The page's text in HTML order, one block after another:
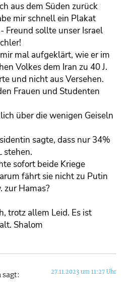
aus dem Süden zurück
mir schnell ein Plakat
Freund sollte unser Israel
mal aufgeklärt, wie er im
Volkes dem Iran zu 40 J.
und nicht aus Versehen.
Frauen und Studenten
über die wenigen Geiseln
sagte, dass nur 34%
stehen.
sofort beide Kriege
fährt sie nicht zu Putin
zur Hamas?
trotz allem Leid. Es ist
Shalom
sagt: 27.11.2023 um 11:27 Uhr